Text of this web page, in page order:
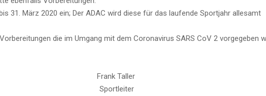
31. März 2020 ein; Der ADAC wird diese für das laufende Sportjahr allesamt
die im Umgang mit dem Coronavirus SARS CoV 2 vorgegeben
Frank Taller
Sportleiter